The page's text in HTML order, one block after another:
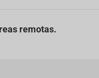
remotas.